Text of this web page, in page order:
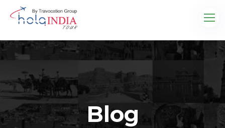
Blog